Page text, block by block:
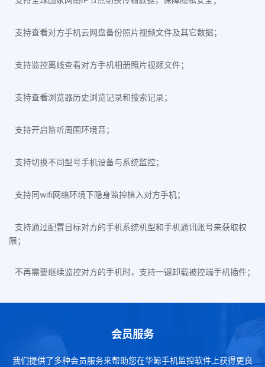
支持查看对方手机云网盘备份照片视频文件及其它数据；
支持监控离线查看对方手机相册照片视频文件；
支持查看浏览器历史浏览记录和搜索记录；
支持开启监听周围环境音；
支持切换不同型号手机设备与系统监控；
支持同wifi网络环境下隐身监控植入对方手机；
支持通过配置目标对方的手机系统机型和手机通讯账号来获取权
限；
不再需要继续监控对方的手机时，支持一键卸载被控端手机插件；
会员服务
我们提供了多种会员服务来帮助您在华鲸手机监控软件上获得更良